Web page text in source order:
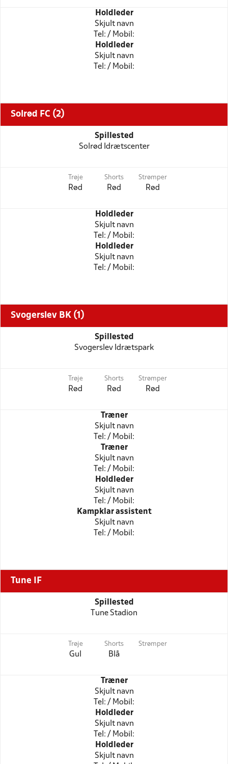
Holdleder
Skjult navn
Tel: / Mobil:
Holdleder
Skjult navn
Tel: / Mobil:
Solrød FC (2)
Spillested
Solrød Idrætscenter
Trøje
Rød
Shorts
Rød
Strømper
Rød
Holdleder
Skjult navn
Tel: / Mobil:
Holdleder
Skjult navn
Tel: / Mobil:
Svogerslev BK (1)
Spillested
Svogerslev Idrætspark
Trøje
Rød
Shorts
Rød
Strømper
Rød
Træner
Skjult navn
Tel: / Mobil:
Træner
Skjult navn
Tel: / Mobil:
Holdleder
Skjult navn
Tel: / Mobil:
Kampklar assistent
Skjult navn
Tel: / Mobil:
Tune IF
Spillested
Tune Stadion
Trøje
Gul
Shorts
Blå
Strømper
Træner
Skjult navn
Tel: / Mobil:
Holdleder
Skjult navn
Tel: / Mobil:
Holdleder
Skjult navn